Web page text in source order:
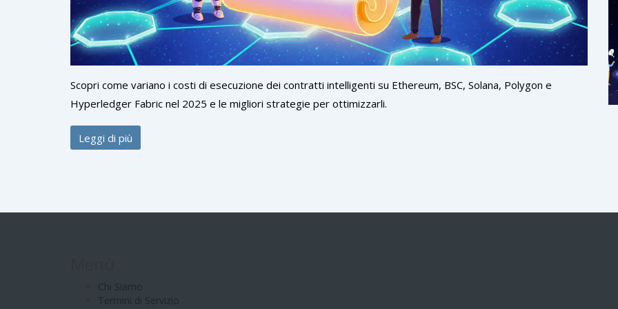
Scopri come variano i costi di esecuzione dei contratti intelligenti su Ethereum, BSC, Solana, Polygon e
Hyperledger Fabric nel 2025 e le migliori strategie per ottimizzarli.
Leggi di più
Chi Siamo
Termini di Servizio